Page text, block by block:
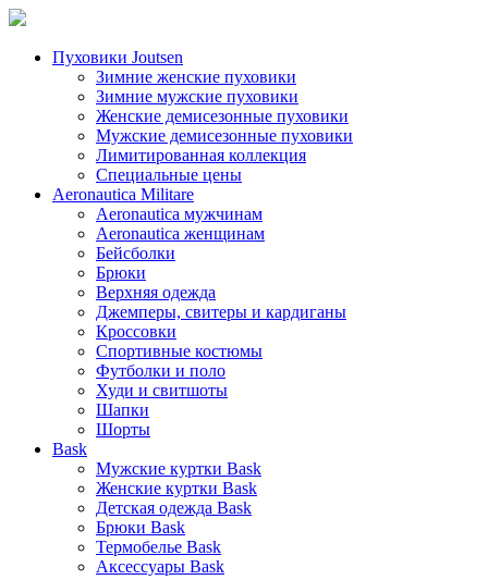
Пуховики Joutsen
Зимние женские пуховики
Зимние мужские пуховики
Женские демисезонные пуховики
Мужские демисезонные пуховики
Лимитированная коллекция
Специальные цены
Aeronautica Militare
Aeronautica мужчинам
Aeronautica женщинам
Бейсболки
Брюки
Верхняя одежда
Джемперы, свитеры и кардиганы
Кроссовки
Спортивные костюмы
Футболки и поло
Худи и свитшоты
Шапки
Шорты
Bask
Мужские куртки Bask
Женские куртки Bask
Детская одежда Bask
Брюки Bask
Термобелье Bask
Аксессуары Bask